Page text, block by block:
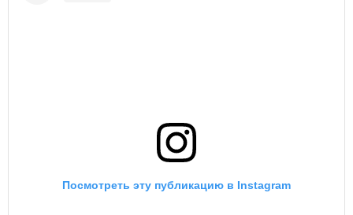
Посмотреть эту публикацию в Instagram